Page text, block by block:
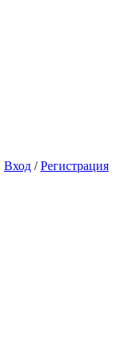
Вход /Регистрация